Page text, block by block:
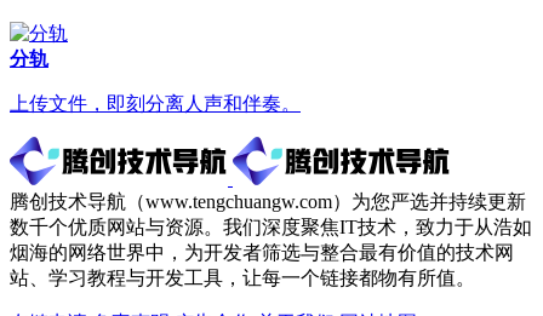
分轨
上传文件，即刻分离人声和伴奏。
腾创技术导航（www.tengchuangw.com）为您严选并持续更新
数千个优质网站与资源。我们深度聚焦IT技术，致力于从浩如
烟海的网络世界中，为开发者筛选与整合最有价值的技术网
站、学习教程与开发工具，让每一个链接都物有所值。